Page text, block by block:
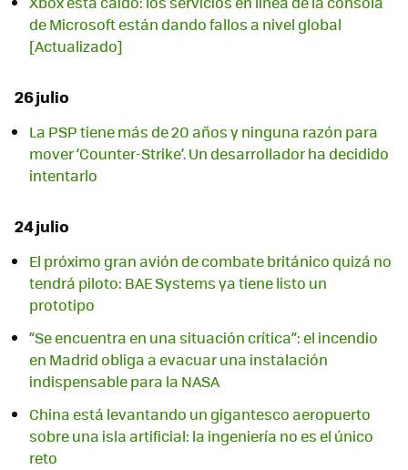
de Microsoft están dando fallos a nivel global
[Actualizado]
26 julio
La PSP tiene más de 20 años y ninguna razón para
mover ‘Counter-Strike’. Un desarrollador ha decidido
intentarlo
24 julio
El próximo gran avión de combate británico quizá no
tendrá piloto: BAE Systems ya tiene listo un
prototipo
“Se encuentra en una situación crítica”: el incendio
en Madrid obliga a evacuar una instalación
indispensable para la NASA
China está levantando un gigantesco aeropuerto
sobre una isla artificial: la ingeniería no es el único
reto